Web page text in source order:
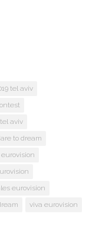
tel aviv
aviv
to dream
eurovision
viva eurovision